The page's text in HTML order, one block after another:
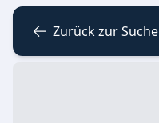
Zurück zur Suche